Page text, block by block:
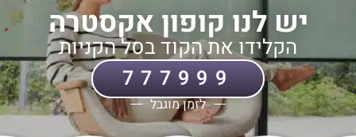
יש לנו קופון אקסטרה
הקלידו את הקוד בסל הקניות
777999
לזמן מוגבל